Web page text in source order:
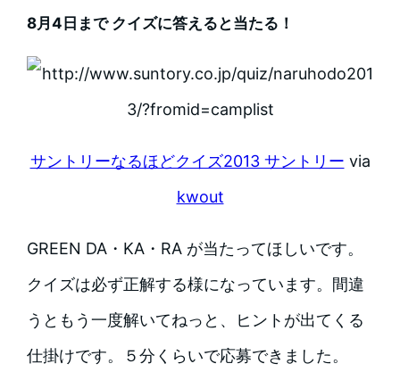
8月4日まで クイズに答えると当たる！
サントリーなるほどクイズ2013 サントリー via
kwout
GREEN DA・KA・RA が当たってほしいです。
クイズは必ず正解する様になっています。間違
うともう一度解いてねっと、ヒントが出てくる
仕掛けです。５分くらいで応募できました。